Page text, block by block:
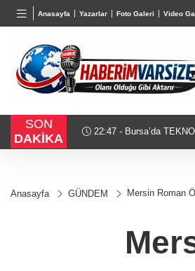
Anasayfa Yazarlar Foto Galeri Video
BGN
28,0626%0,37
0,0018
SON
DAKİKA
Bursa’nın kalkınma 21:18 -
Anasayfa GÜNDEM Mersin Roman